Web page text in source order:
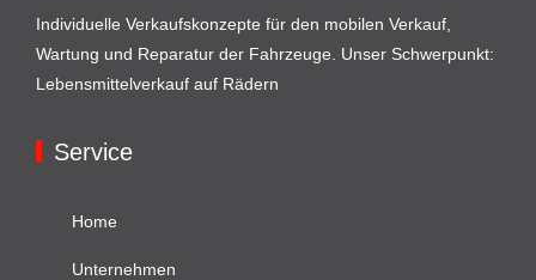
Individuelle Verkaufskonzepte für den mobilen Verkauf,
Wartung und Reparatur der Fahrzeuge. Unser Schwerpunkt:
Lebensmittelverkauf auf Rädern
Service
Home
Unternehmen